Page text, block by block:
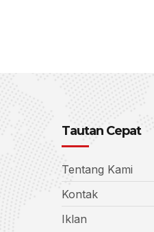
Tautan Cepat
Tentang Kami
Kontak
Iklan